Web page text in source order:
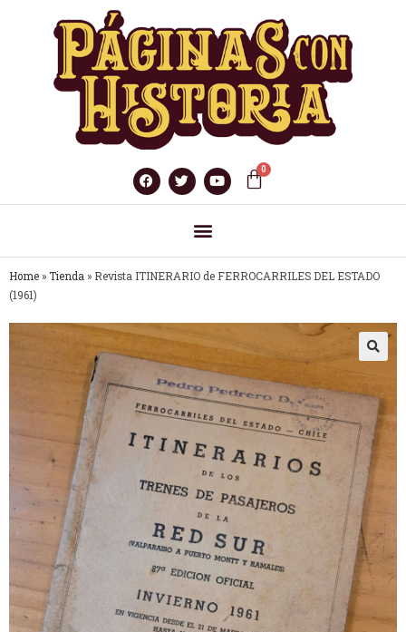
Home » Tienda » Revista ITINERARIO de FERROCARRILES DEL ESTADO
(1961)